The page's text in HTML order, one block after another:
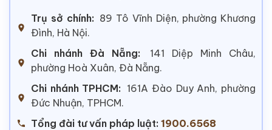
Trụ sở chính: 89 Tô Vĩnh Diện, phường Khương
Đình, Hà Nội.
Chi nhánh Đà Nẵng:
141 Diệp Minh Châu,
phường Hoà Xuân, Đà Nẵng.
Chi nhánh TPHCM: 161A Đào Duy Anh, phường
Đức Nhuận, TPHCM.
Tổng đài tư vấn pháp luật: 1900.6568